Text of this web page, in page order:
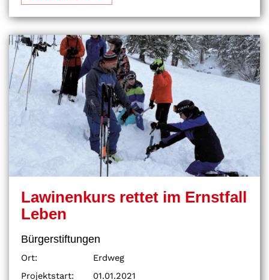
Lawinenkurs rettet im Ernstfall
Leben
Bürgerstiftungen
Ort:
Erdweg
Projektstart:
01.01.2021